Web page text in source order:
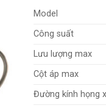
Model
Công suất
Lưu lượng max
Cột áp max
Đường kính họng